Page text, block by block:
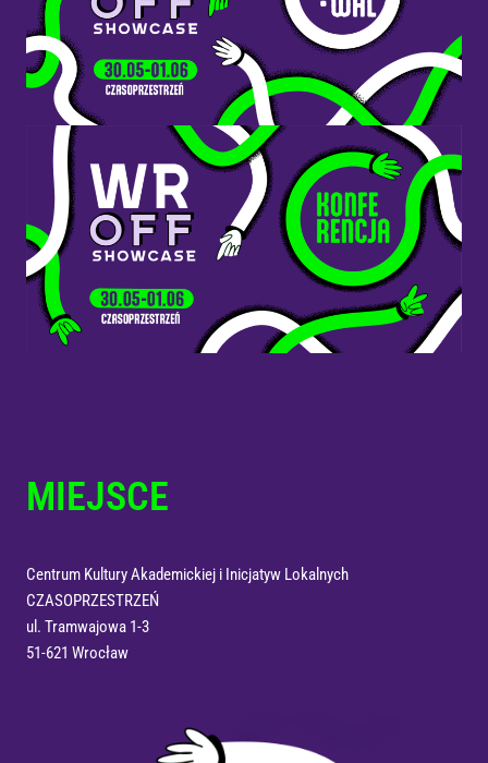
MIEJSCE
Centrum Kultury Akademickiej i Inicjatyw Lokalnych
CZASOPRZESTRZEŃ
ul. Tramwajowa 1-3
51-621 Wrocław